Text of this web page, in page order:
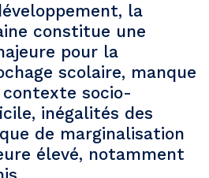
la
constitue une
pour la
scolaire, manque
socio-
inégalités des
de marginalisation
élevé, notamment